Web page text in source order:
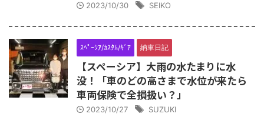
2023/10/30 SEIKO
ｽﾍﾟｰｼｱ/ｶｽﾀﾑ/ｷﾞｱ 納車日記
【スペーシア】大雨の水たまりに水
没！「車のどの高さまで水位が来たら
車両保険で全損扱い？」
2023/10/27 SUZUKI